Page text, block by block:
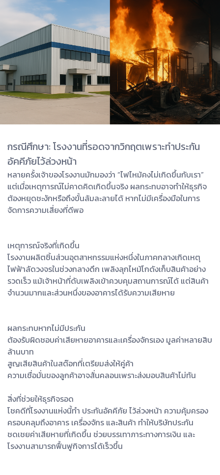
กรณีศึกษา: โรงงานที่รอดจากวิกฤตเพราะทำประกัน
อัคคีภัยไว้ล่วงหน้า
หลายครั้งเจ้าของโรงงานมักมองว่า “ไฟไหม้คงไม่เกิดขึ้นกับเรา”
แต่เมื่อเหตุการณ์ไม่คาดคิดเกิดขึ้นจริง ผลกระทบอาจทำให้ธุรกิจ
ต้องหยุดชะงักหรือถึงขั้นล้มละลายได้ หากไม่มีเครื่องมือในการ
จัดการความเสี่ยงที่ดีพอ
เหตุการณ์จริงที่เกิดขึ้น
โรงงานผลิตชิ้นส่วนอุตสาหกรรมแห่งหนึ่งในภาคกลางเกิดเหตุ
ไฟฟ้าลัดวงจรในช่วงกลางดึก เพลิงลุกไหม้โกดังเก็บสินค้าอย่าง
รวดเร็ว แม้เจ้าหน้าที่ดับเพลิงเข้าควบคุมสถานการณ์ได้ แต่สินค้า
จำนวนมากและส่วนหนึ่งของอาคารได้รับความเสียหาย
ผลกระทบหากไม่มีประกัน
ต้องรับผิดชอบค่าเสียหายอาคารและเครื่องจักรเอง มูลค่าหลายสิบ
ล้านบาท
สูญเสียสินค้าในสต๊อกที่เตรียมส่งให้คู่ค้า
ความเชื่อมั่นของลูกค้าอาจสั่นคลอนเพราะส่งมอบสินค้าไม่ทัน
สิ่งที่ช่วยให้ธุรกิจรอด
โชคดีที่โรงงานแห่งนี้ทำ ประกันอัคคีภัย ไว้ล่วงหน้า ความคุ้มครอง
ครอบคลุมถึงอาคาร เครื่องจักร และสินค้า ทำให้บริษัทประกัน
ชดเชยค่าเสียหายที่เกิดขึ้น ช่วยบรรเทาภาระทางการเงิน และ
โรงงานสามารถฟื้นฟูกิจการได้เร็วขึ้น